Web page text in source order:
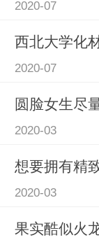
2020-07
西北大学化
2020-07
圆脸女生尽
2020-03
想要拥有精
2020-03
果实酷似火